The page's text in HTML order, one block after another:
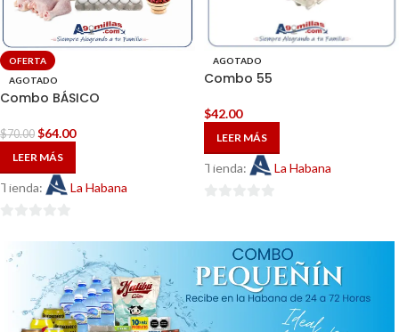
OFERTA
AGOTADO
Combo BÁSICO
$70.00 $64.00
LEER MÁS
Tienda: La Habana
AGOTADO
Combo 55
$42.00
LEER MÁS
Tienda: La Habana